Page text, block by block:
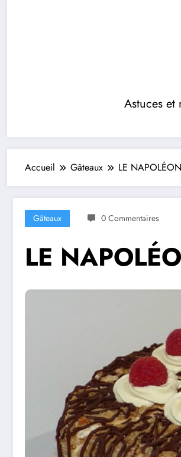
Astuces et
Accueil Gâteaux LE
Gâteaux 0 Commentaires
LE